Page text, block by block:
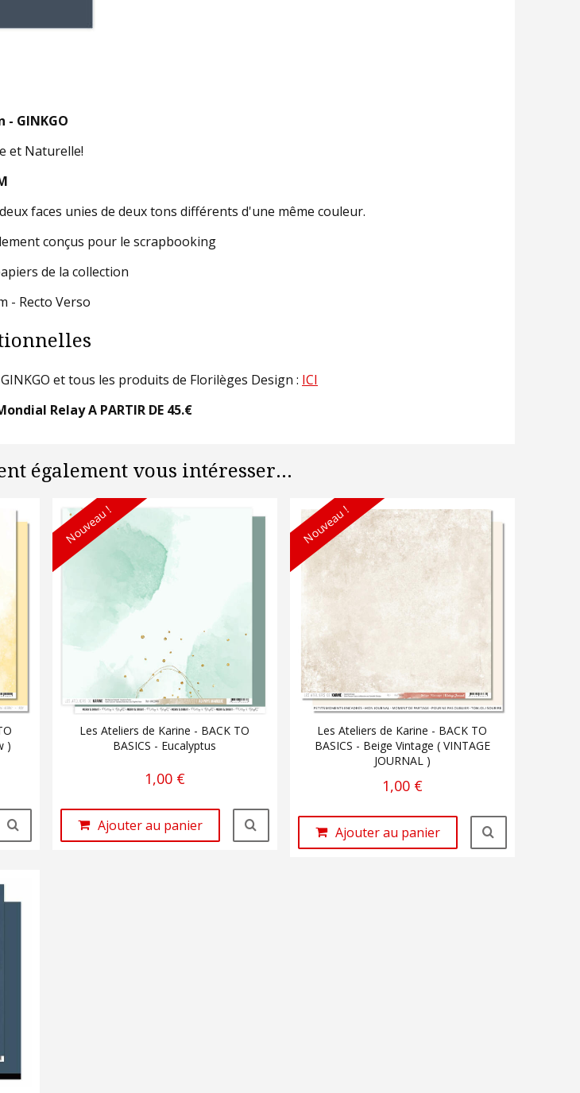
GINKGO
et Naturelle!
faces unies de deux tons différents d'une même couleur.
conçus pour le scrapbooking
de la collection
- Recto Verso
et tous les produits de Florilèges Design : ICI
Relay A PARTIR DE 45.€
également vous intéresser...
)
Nouveau !
Les Ateliers de Karine - BACK TO
BASICS - Eucalyptus
1,00 €
Ajouter au panier
Nouveau !
Les Ateliers de Karine - BACK TO
BASICS - Beige Vintage ( VINTAGE
JOURNAL )
1,00 €
Ajouter au panier